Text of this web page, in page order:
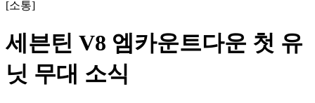
[소통]
세븐틴 V8 엠카운트다운 첫 유
닛 무대 소식